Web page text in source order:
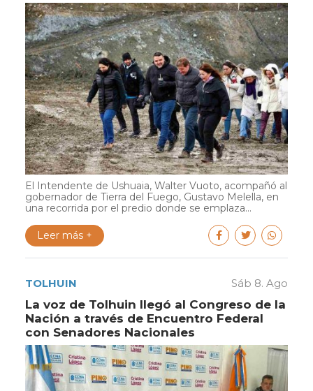
El Intendente de Ushuaia, Walter Vuoto, acompañó al
gobernador de Tierra del Fuego, Gustavo Melella, en
una recorrida por el predio donde se emplaza...
Leer más +
TOLHUIN Sáb 8. Ago
La voz de Tolhuin llegó al Congreso de la
Nación a través de Encuentro Federal
con Senadores Nacionales